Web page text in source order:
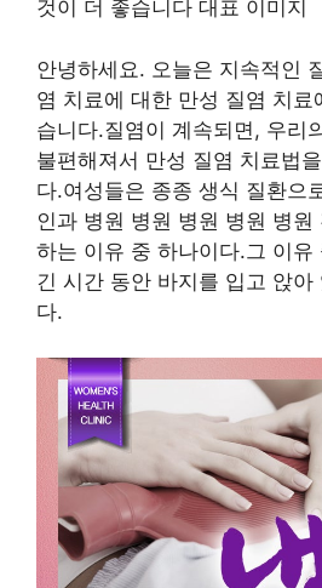
안녕하세요. 오늘은 지속적인
염 치료에 대한 만성 질염 치료
습니다.질염이 계속되면, 우리
불편해져서 만성 질염 치료법
다.여성들은 종종 생식 질환으
인과 병원 병원 병원 병원 병원
하는 이유 중 하나이다.그 이유
긴 시간 동안 바지를 입고 앉아
다.